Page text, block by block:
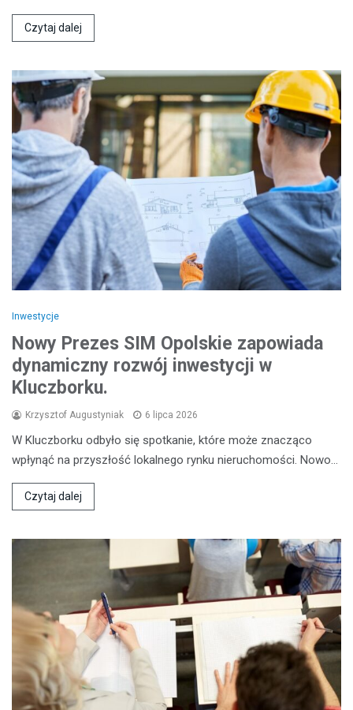
Czytaj dalej
Inwestycje
Nowy Prezes SIM Opolskie zapowiada
dynamiczny rozwój inwestycji w
Kluczborku.
Krzysztof Augustyniak 6 lipca 2026
W Kluczborku odbyło się spotkanie, które może znacząco
wpłynąć na przyszłość lokalnego rynku nieruchomości. Nowo…
Czytaj dalej